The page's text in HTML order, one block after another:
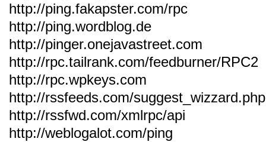
http://ping.fakapster.com/rpc
http://ping.wordblog.de
http://pinger.onejavastreet.com
http://rpc.tailrank.com/feedburner/RPC2
http://rpc.wpkeys.com
http://rssfeeds.com/suggest_wizzard.php
http://rssfwd.com/xmlrpc/api
http://weblogalot.com/ping